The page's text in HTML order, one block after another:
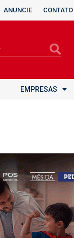
ANUNCIE CONTATO
EMPRESAS